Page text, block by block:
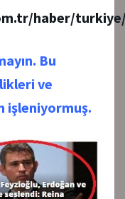
haber/
Bu
ve
işleniyormuş.